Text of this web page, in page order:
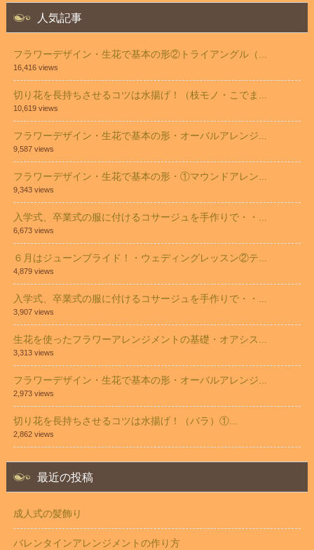
人気記事
フラワーデザイン・生花で基本の形②トライアングル（...
16,416 views
切り花を長持ちさせるコツは水揚げ！（枝モノ・こでま...
10,619 views
フラワーデザイン・生花で基本の形・オーバルアレンジ...
9,587 views
フラワーデザイン・生花で基本の形・①マウンドアレン...
9,343 views
入学式、卒業式の服に付けるコサージュを手作りで・・...
6,673 views
６月はジューンブライド！・ウェディングレッスン②テ...
4,879 views
入学式、卒業式の服に付けるコサージュを手作りで・・...
3,907 views
生花を使ったフラワーアレンジメントの基礎・オアシス...
3,313 views
フラワーデザイン・生花で基本の形・オーバルアレンジ...
2,973 views
切り花を長持ちさせるコツは水揚げ！（バラ）①...
2,862 views
最近の投稿
成人式の髪飾り
バレンタインアレンジメントの作り方